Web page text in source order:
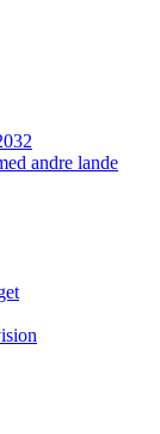
andre lande